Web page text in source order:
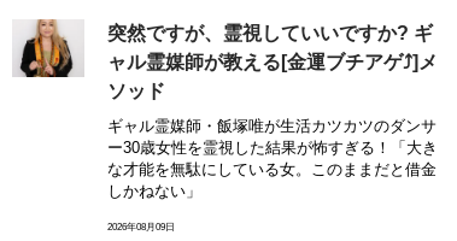
突然ですが、霊視していいですか? ギ
ャル霊媒師が教える[金運ブチアゲ⤴]メ
ソッド
ギャル霊媒師・飯塚唯が生活カツカツのダンサ
ー30歳女性を霊視した結果が怖すぎる！「大き
な才能を無駄にしている女。このままだと借金
しかねない」
2026年08月09日